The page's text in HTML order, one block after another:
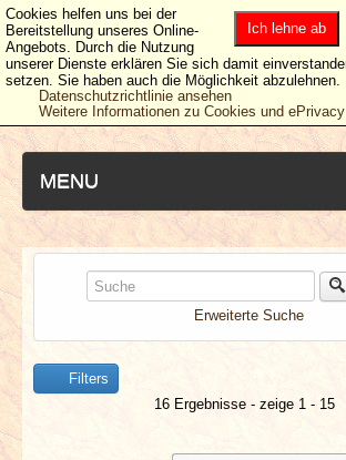
MENU
NEUESTE ARTIKEL
NEWS & DATES
BERICHTE
VERLOSUNGEN
Erweiterte Suche
Filters
16 Ergebnisse - zeige 1 - 15
Ich lehne ab
Cookies helfen uns bei der
Bereitstellung unseres Online-
Angebots. Durch die Nutzung
unserer Dienste erklären Sie sich damit
setzen. Sie haben auch die Möglichkeit abzulehnen.
Datenschutzrichtlinie ansehen
Weitere Informationen zu Cookies und ePrivacy